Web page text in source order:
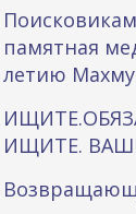
памятная
летию
ИЩИТЕ.